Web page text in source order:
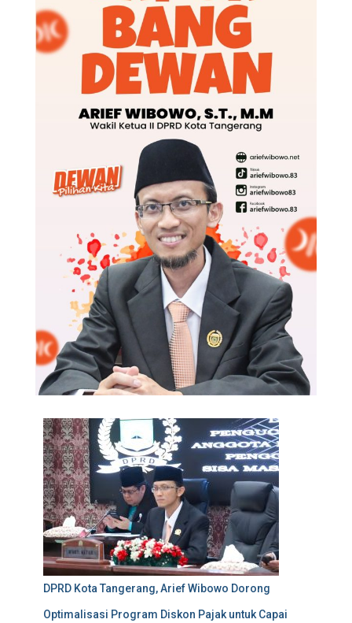
DPRD Kota Tangerang, Arief Wibowo Dorong
Optimalisasi Program Diskon Pajak untuk Capai